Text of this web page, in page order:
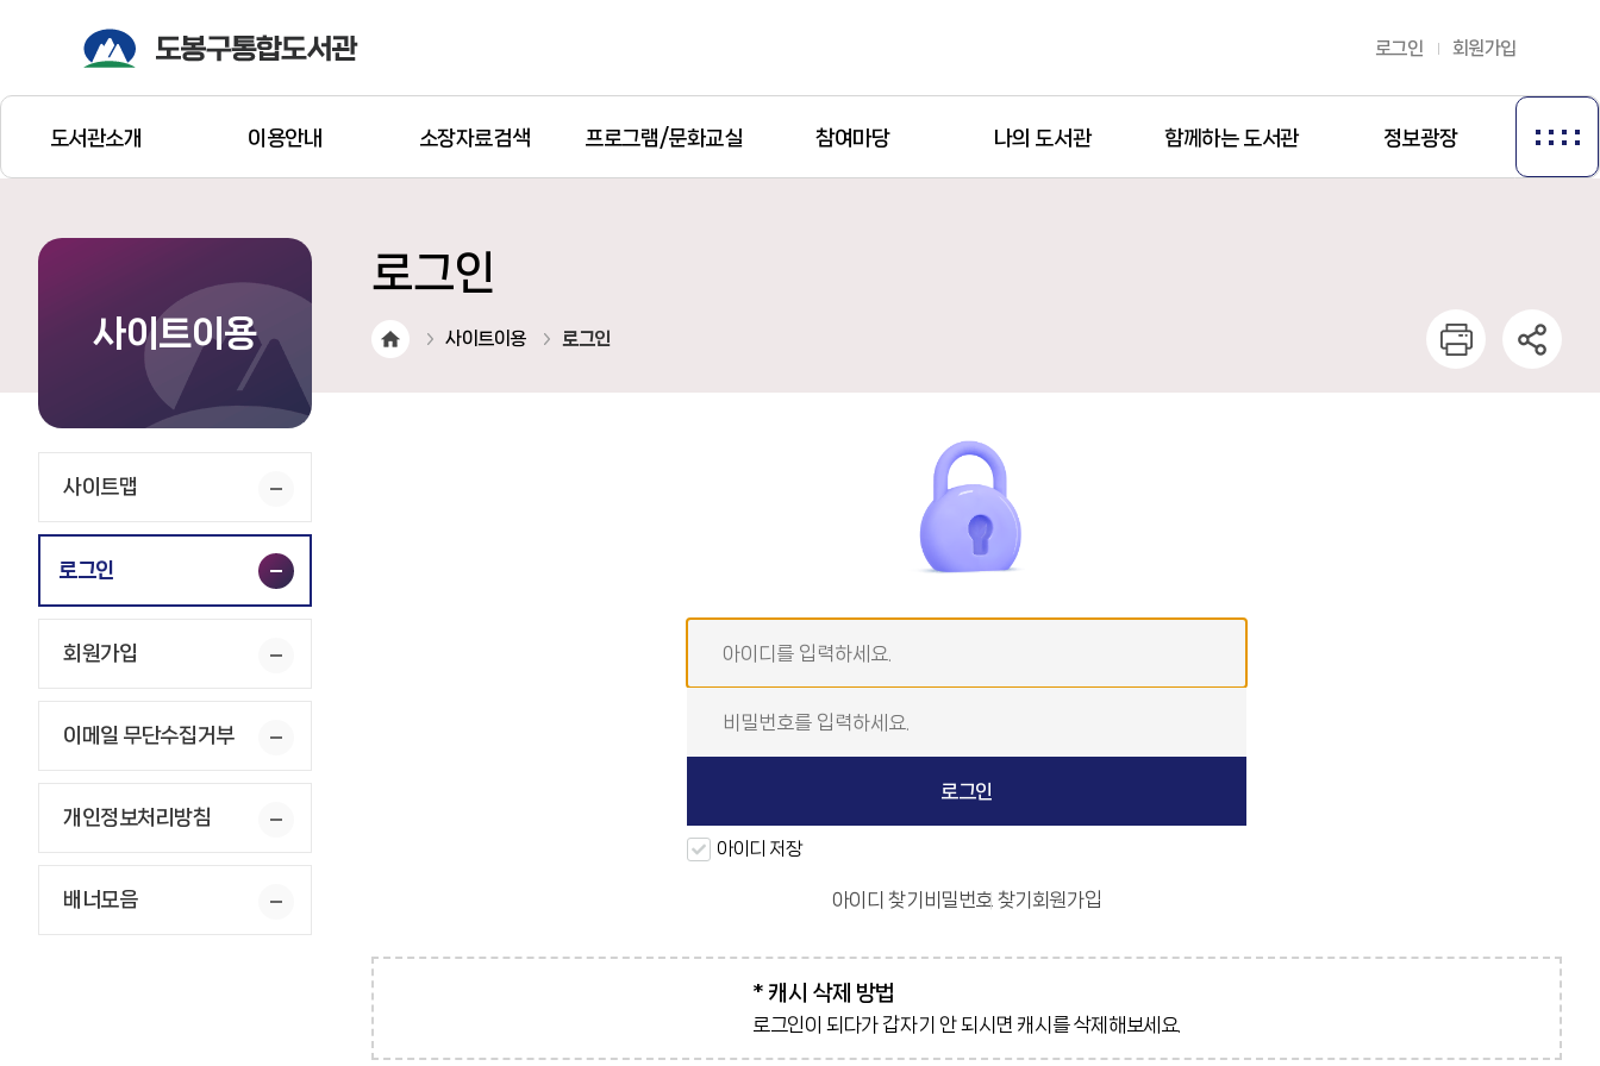
로그인 회원가입
도서관소개 이용안내 소장자료검색 프로그램/문화교실 참여마당 나의 도서관 함께하는 도서관 정보광장
사이트이용
사이트맵
로그인
회원가입
이메일 무단수집거부
개인정보처리방침
배너모음
로그인
사이트이용 로그인
아이디 저장
아이디 찾기 비밀번호 찾기 회원가입
* 캐시 삭제 방법
로그인이 되다가 갑자기 안 되시면 캐시를 삭제해보세요.